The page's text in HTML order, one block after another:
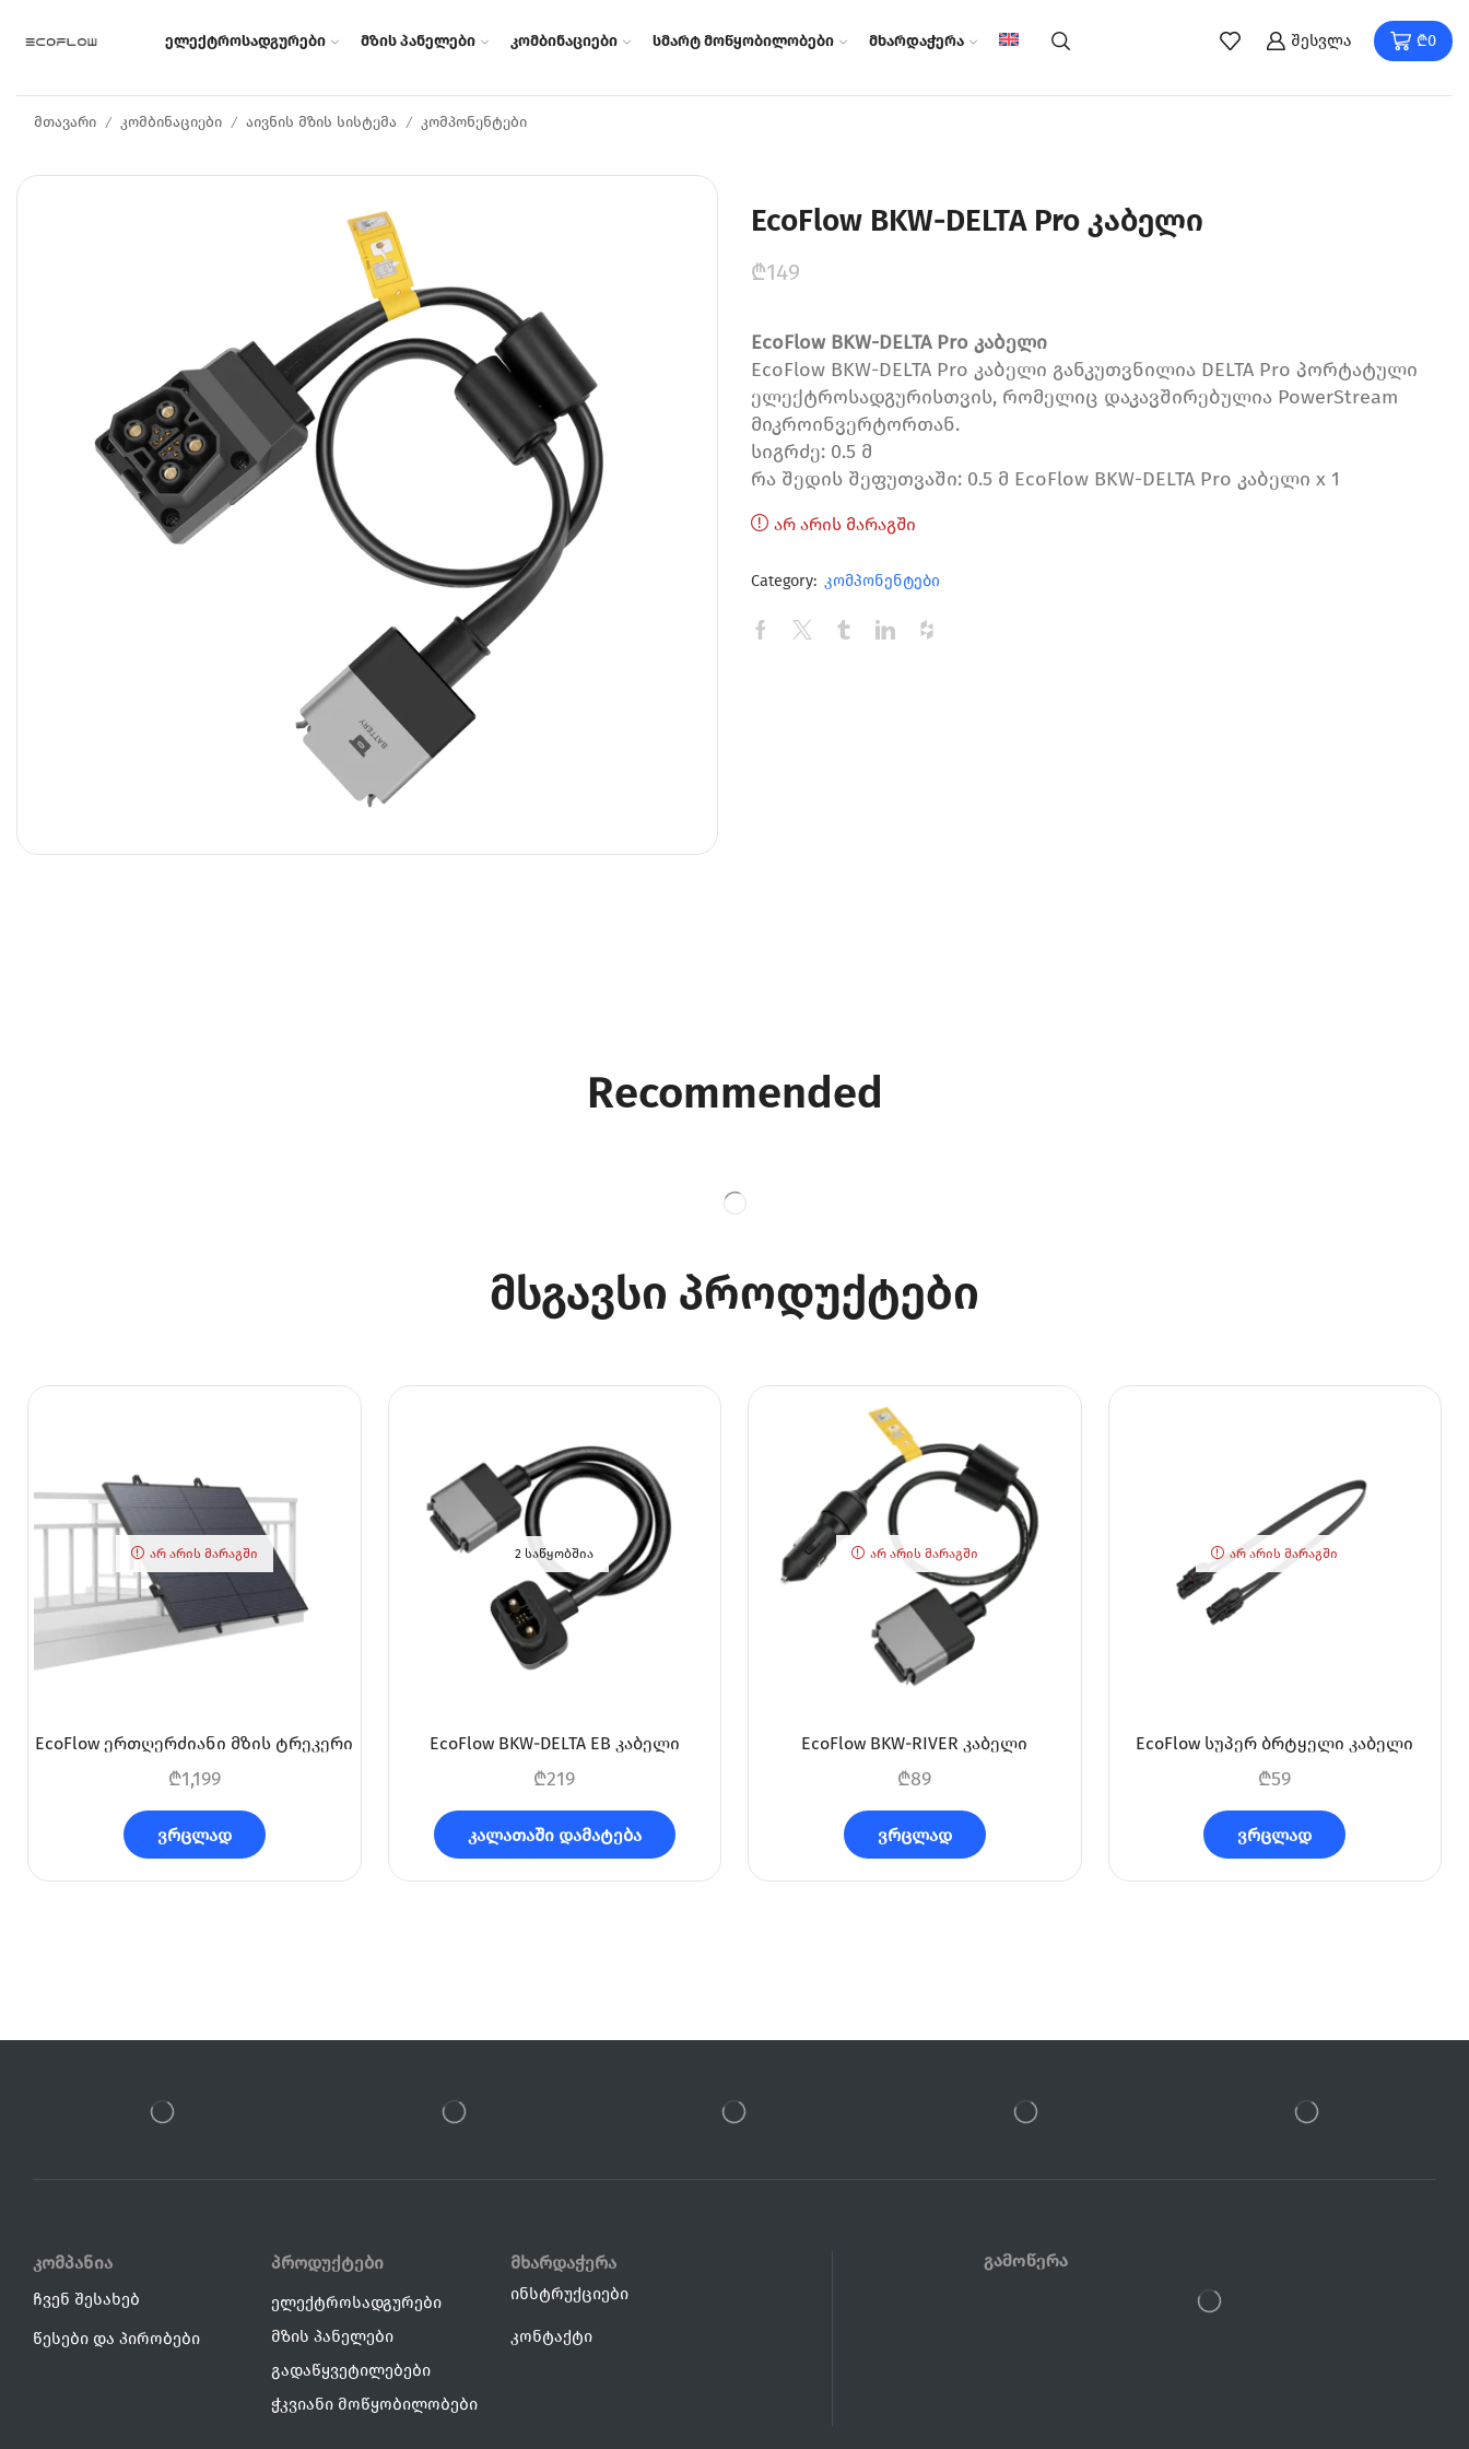
ელექტროსადგურები მზის პანელები კომბინაციები სმარტ მოწყობილობები მხარდაჭერა შესვლა ₾0
მთავარი / კომბინაციები / აივნის მზის სისტემა / კომპონენტები
EcoFlow BKW-DELTA Pro კაბელი
₾149
EcoFlow BKW-DELTA Pro კაბელი
EcoFlow BKW-DELTA Pro კაბელი განკუთვნილია DELTA Pro პორტატული
ელექტროსადგურისთვის, რომელიც დაკავშირებულია PowerStream
მიკროინვერტორთან.
სიგრძე: 0.5 მ
რა შედის შეფუთვაში: 0.5 მ EcoFlow BKW-DELTA Pro კაბელი x 1
არ არის მარაგში
Category: კომპონენტები
Recommended
მსგავსი პროდუქტები
ᲐᲠ ᲐᲠᲘᲡ ᲛᲐᲠᲐᲒᲨᲘ
EcoFlow ერთღერძიანი მზის ტრეკერი
₾1,199
ვრცლად
2 ᲡᲐᲬᲧᲝᲑᲨᲘᲐ
EcoFlow BKW-DELTA EB კაბელი
₾219
კალათაში დამატება
ᲐᲠ ᲐᲠᲘᲡ ᲛᲐᲠᲐᲒᲨᲘ
EcoFlow BKW-RIVER კაბელი
₾89
ვრცლად
ᲐᲠ ᲐᲠᲘᲡ ᲛᲐᲠᲐᲒᲨᲘ
EcoFlow სუპერ ბრტყელი კაბელი
₾59
ვრცლად
კომპანია
ჩვენ შესახებ
წესები და პირობები
პროდუქტები
ელექტროსადგურები
მზის პანელები
გადაწყვეტილებები
ჭკვიანი მოწყობილობები
მხარდაჭერა
ინსტრუქციები
კონტაქტი
Გამოწერა